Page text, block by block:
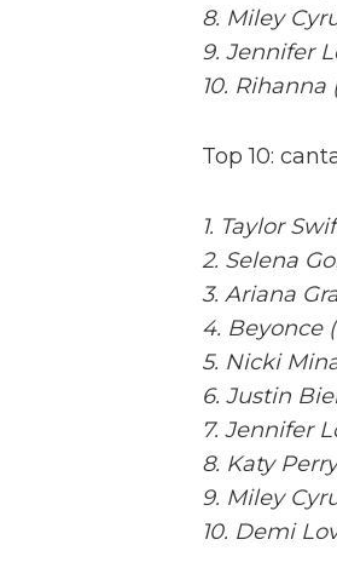
8. Miley
9. Jennifer
10.
Top 10:
1. Taylor
2. Selena
3. Ariana
4. Beyonce
5. Nicki
6. Justin
7. Jennifer
8. Katy
9. Miley
10. Demi